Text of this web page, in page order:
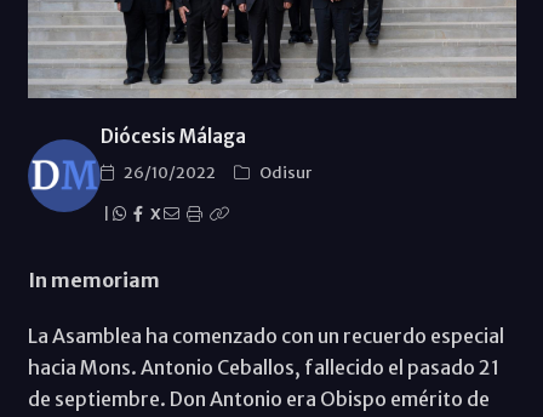
Diócesis Málaga
26/10/2022
Odisur
X
In memoriam
La Asamblea ha comenzado con un recuerdo especial
hacia Mons. Antonio Ceballos, fallecido el pasado 21
de septiembre. Don Antonio era Obispo emérito de